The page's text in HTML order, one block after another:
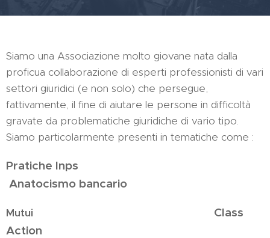
Siamo una Associazione molto giovane nata dalla
proficua collaborazione di esperti professionisti di vari
settori giuridici (e non solo) che persegue,
fattivamente, il fine di aiutare le persone in difficoltà
gravate da problematiche giuridiche di vario tipo.
Siamo particolarmente presenti in tematiche come :
Pratiche Inps
Anatocismo bancario
Mutui
Class
Action